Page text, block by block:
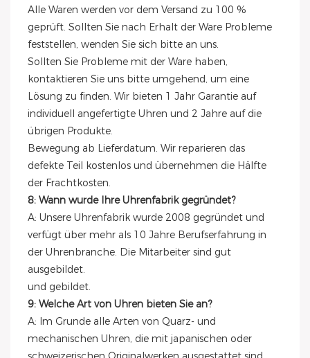
Alle Waren werden vor dem Versand zu 100 %
geprüft. Sollten Sie nach Erhalt der Ware Probleme
feststellen, wenden Sie sich bitte an uns.
Sollten Sie Probleme mit der Ware haben,
kontaktieren Sie uns bitte umgehend, um eine
Lösung zu finden. Wir bieten 1 Jahr Garantie auf
individuell angefertigte Uhren und 2 Jahre auf die
übrigen Produkte.
Bewegung ab Lieferdatum. Wir reparieren das
defekte Teil kostenlos und übernehmen die Hälfte
der Frachtkosten.
8: Wann wurde Ihre Uhrenfabrik gegründet?
A: Unsere Uhrenfabrik wurde 2008 gegründet und
verfügt über mehr als 10 Jahre Berufserfahrung in
der Uhrenbranche. Die Mitarbeiter sind gut
ausgebildet.
und gebildet.
9: Welche Art von Uhren bieten Sie an?
A: Im Grunde alle Arten von Quarz- und
mechanischen Uhren, die mit japanischen oder